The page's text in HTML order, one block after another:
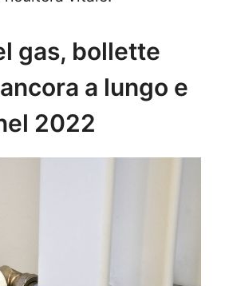
gas, bollette
a lungo e
2022